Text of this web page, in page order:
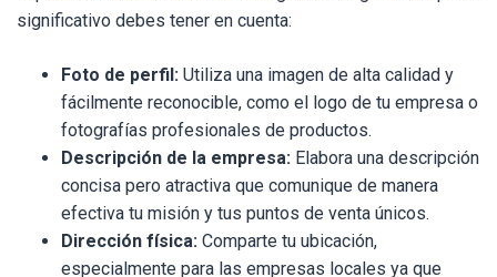
significativo debes tener en cuenta:
Foto de perfil: Utiliza una imagen de alta calidad y
fácilmente reconocible, como el logo de tu empresa o
fotografías profesionales de productos.
Descripción de la empresa: Elabora una descripción
concisa pero atractiva que comunique de manera
efectiva tu misión y tus puntos de venta únicos.
Dirección física: Comparte tu ubicación,
especialmente para las empresas locales ya que